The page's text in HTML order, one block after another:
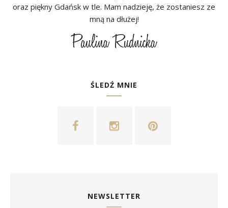
oraz piękny Gdańsk w tle. Mam nadzieję, że zostaniesz ze
mną na dłużej!
ŚLEDŹ MNIE
NEWSLETTER